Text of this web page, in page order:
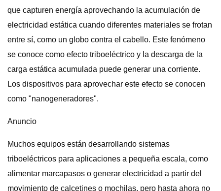
que capturen energía aprovechando la acumulación de
electricidad estática cuando diferentes materiales se frotan
entre sí, como un globo contra el cabello. Este fenómeno
se conoce como efecto triboeléctrico y la descarga de la
carga estática acumulada puede generar una corriente.
Los dispositivos para aprovechar este efecto se conocen
como "nanogeneradores".
Anuncio
Muchos equipos están desarrollando sistemas
triboeléctricos para aplicaciones a pequeña escala, como
alimentar marcapasos o generar electricidad a partir del
movimiento de calcetines o mochilas, pero hasta ahora no